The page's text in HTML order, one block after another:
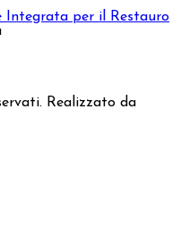
Integrata per il Restauro
Realizzato da